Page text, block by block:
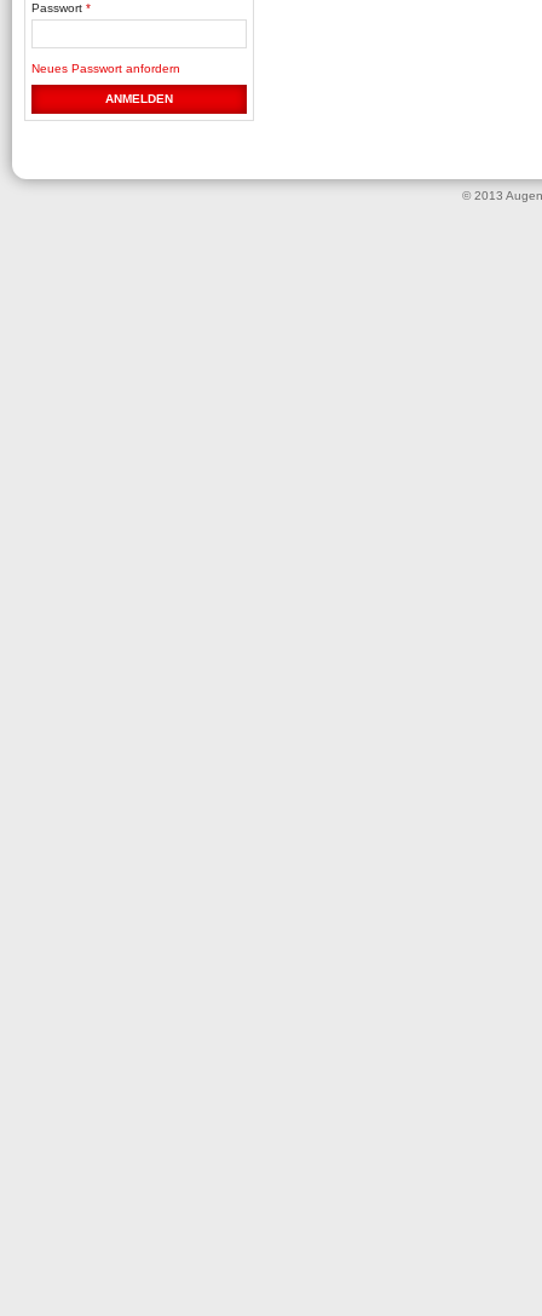
Passwort *
Neues Passwort anfordern
© 2013